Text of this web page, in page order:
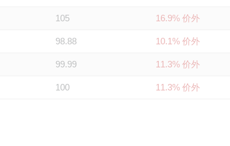
105 16.9% 价外
98.88 10.1% 价外
99.99 11.3% 价外
100 11.3% 价外